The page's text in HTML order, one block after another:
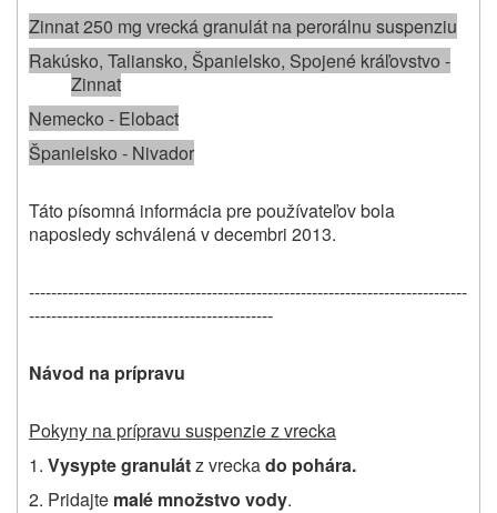
Zinnat 250 mg vrecká granulát na perorálnu suspenziu
Rakúsko, Taliansko, Španielsko, Spojené kráľovstvo ‑
Zinnat
Nemecko ‑ Elobact
Španielsko ‑ Nivador
Táto písomná informácia pre používateľov bola
naposledy schválená v decembri 2013.
-------------------------------------------------------------------------------
--------------------------------------------
Návod na prípravu
Pokyny na prípravu suspenzie z vrecka
1. Vysypte granulátz vreckado pohára.
2. Pridajte malé množstvo vody.